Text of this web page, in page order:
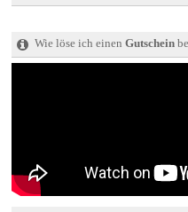
Wie löse ich einen Gutschein